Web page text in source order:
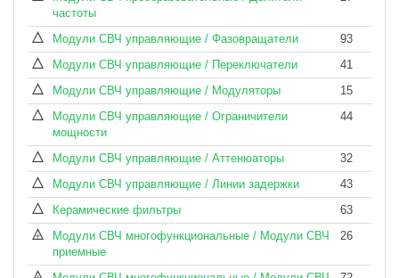
частоты
Модули СВЧ управляющие / Фазовращатели
93
Модули СВЧ управляющие / Переключатели
41
Модули СВЧ управляющие / Модуляторы
15
Модули СВЧ управляющие / Ограничители
мощности
44
Модули СВЧ управляющие / Аттенюаторы
32
Модули СВЧ управляющие / Линии задержки
43
Керамические фильтры
63
Модули СВЧ многофункциональные / Модули СВЧ
приемные
26